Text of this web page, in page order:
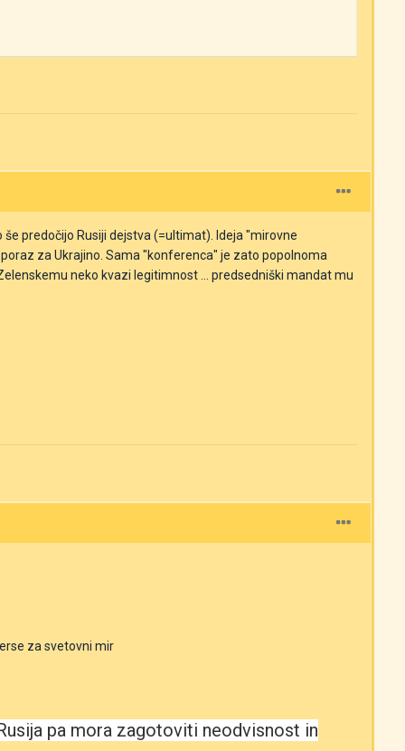
predočijo Rusiji dejstva (=ultimat). Ideja "mirovne
za Ukrajino. Sama "konferenca" je zato popolnoma
neko kvazi legitimnost ... predsedniški mandat mu
za svetovni mir
pa mora zagotoviti neodvisnost in